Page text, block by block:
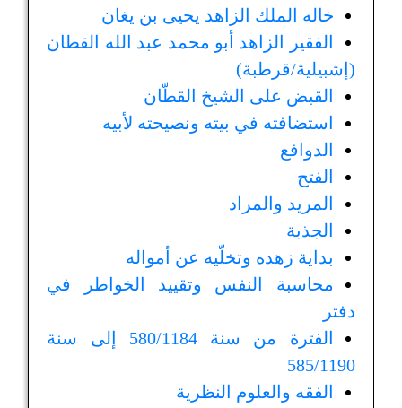
خاله الملك الزاهد يحيى بن يغان
الفقير الزاهد أبو محمد عبد الله القطان
(إشبيلية/قرطبة)
القبض على الشيخ القطّان
استضافته في بيته ونصيحته لأبيه
الدوافع
الفتح
المريد والمراد
الجذبة
بداية زهده وتخلّيه عن أمواله
محاسبة النفس وتقييد الخواطر في
دفتر
الفترة من سنة 580/1184 إلى سنة
585/1190
الفقه والعلوم النظرية